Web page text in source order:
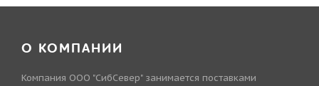
О КОМПАНИИ
Компания ООО "СибСевер" занимается поставками